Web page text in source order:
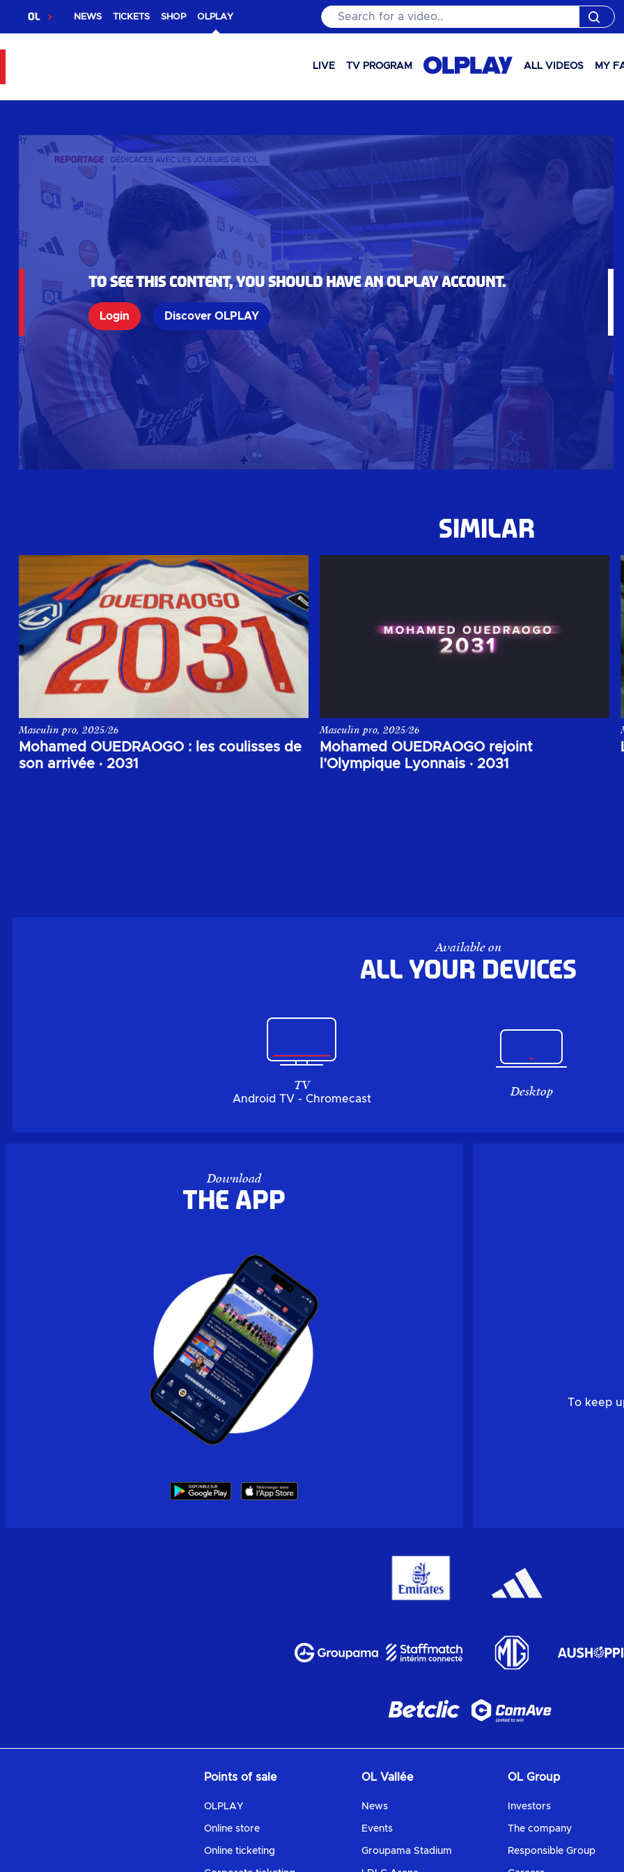
OL NEWS TICKETS SHOP OLPLAY Search for a video..
LIVE TV PROGRAM ALL VIDEOS MY
To see this content, you should have an OLPlay account.
Login Discover OLPLAY
SIMILAR
Mohamed OUEDRAOGO : les coulisses de
son arrivée· 2031
Masculin pro, 2025/26
Les coulisses de l'arrivée de Mohamed Ouedraogo à l'Olympique Lyonnais.
Mohamed OUEDRAOGO rejoint
l’Olympique Lyonnais· 2031
Masculin pro, 2025/26
L’Olympique Lyonnais est très heureux d’annoncer l’arrivée de
Available on
All your devices
TV
Android TV - Chromecast Desktop
Download
the APP
To keep
Points of sale
OLPLAY
Online store
Online ticketing
OL Vallée
News
Events
Groupama Stadium
OL Group
Investors
The company
Responsible Group